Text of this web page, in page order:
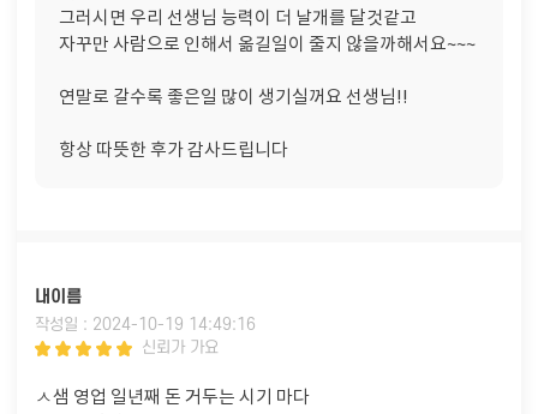
그러시면 우리 선생님 능력이 더 날개를 달것같고
자꾸만 사람으로 인해서 옮길일이 줄지 않을까해서요~~~
연말로 갈수록 좋은일 많이 생기실꺼요 선생님!!
항상 따뜻한 후가 감사드립니다
내이름
작성일 : 2024-10-19 14:49:16
신뢰가 가요
ㅅ샘 영업 일년째 돈 거두는 시기 마다